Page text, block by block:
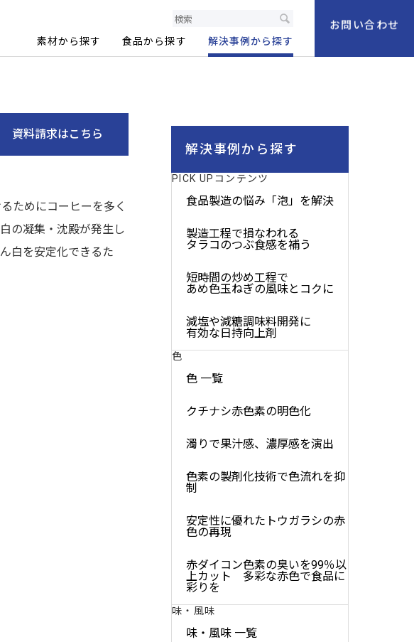
素材から探す 食品から探す 解決事例から探す
お問い合わせ
資料請求はこちら
ためにコーヒーを多く
の凝集・沈殿が発生し
白を安定化できるた
解決事例から探す
PICK UPコンテンツ
食品製造の悩み「泡」を解決
製造工程で損なわれる
タラコのつぶ食感を補う
短時間の炒め工程で
あめ色玉ねぎの風味とコクに
減塩や減糖調味料開発に
有効な日持向上剤
色
色 一覧
クチナシ赤色素の明色化
濁りで果汁感、濃厚感を演出
色素の製剤化技術で色流れを抑
制
安定性に優れたトウガラシの赤
色の再現
赤ダイコン色素の臭いを99％以
上カット 多彩な赤色で食品に
彩りを
味・風味
味・風味 一覧